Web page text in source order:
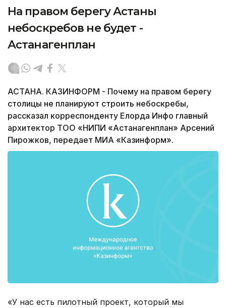
На правом берегу Астаны
небоскребов не будет -
Астанагенплан
АСТАНА. КАЗИНФОРМ - Почему на правом берегу
столицы не планируют строить небоскребы,
рассказал корреспонденту Елорда Инфо главный
архитектор ТОО «НИПИ «Астанагенплан» Арсений
Пирожков, передает МИА «Казинформ».
«У нас есть пилотный проект, который мы